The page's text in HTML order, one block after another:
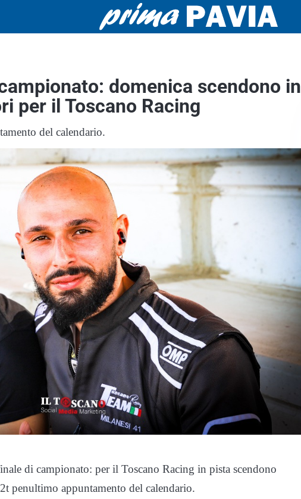
domenica scendono in
per il Toscano Racing
del calendario.
di campionato: per il Toscano Racing in pista scendono
penultimo appuntamento del calendario.